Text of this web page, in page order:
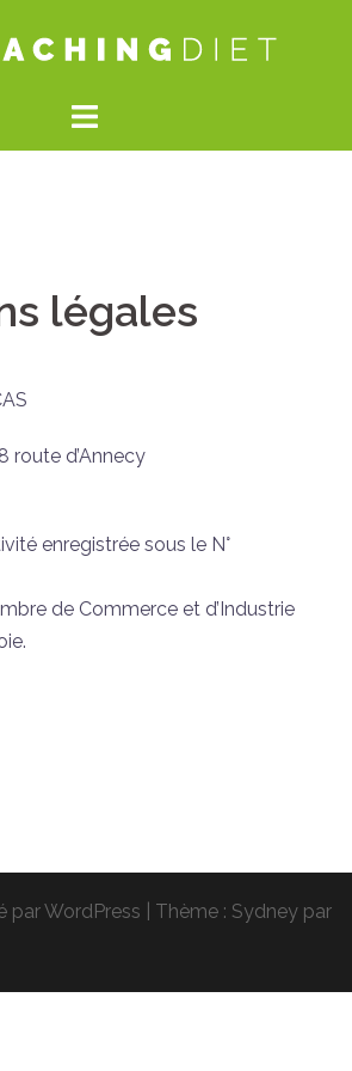
légales
route d’Annecy
enregistrée sous le N°
de Commerce et d’Industrie
par WordPress Thème : Sydney par